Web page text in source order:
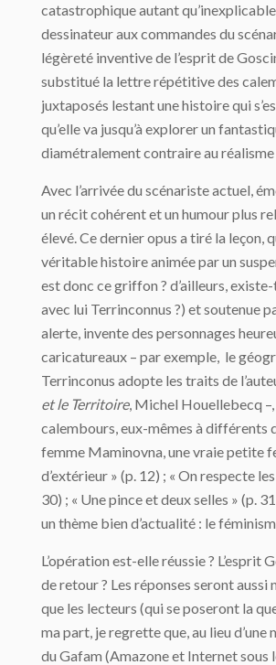
catastrophique autant
dessinateur aux commandes du
légèreté inventive de l’esprit de
substitué la lettre répétitive des
juxtaposés lestant une histoire qui
qu’elle va jusqu’à explorer un
diamétralement contraire au
Avec l’arrivée du scénariste actuel,
un récit cohérent et un humour plus
élevé. Ce dernier opus a tiré la leçon,
véritable histoire animée par un
est donc ce griffon ? d’ailleurs,
avec lui Terrinconnus ?) et soutenue
alerte, invente des personnages
caricatureaux – par exemple, le
Terrinconus adopte les traits de
et le Territoire, Michel Houellebecq
calembours, eux-mêmes à différents
femme Maminovna, une vraie petite
d’extérieur » (p. 12) ; « On respecte
30) ; « Une pince et deux selles » (p.
un thème bien d’actualité : le
L’opération est-elle réussie ? L’esprit
de retour ? Les réponses seront aussi
que les lecteurs (qui se poseront la
ma part, je regrette que, au lieu d’une
du Gafam (Amazone et Internet sous